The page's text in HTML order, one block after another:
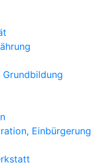
Grundbildung
Einbürgerung